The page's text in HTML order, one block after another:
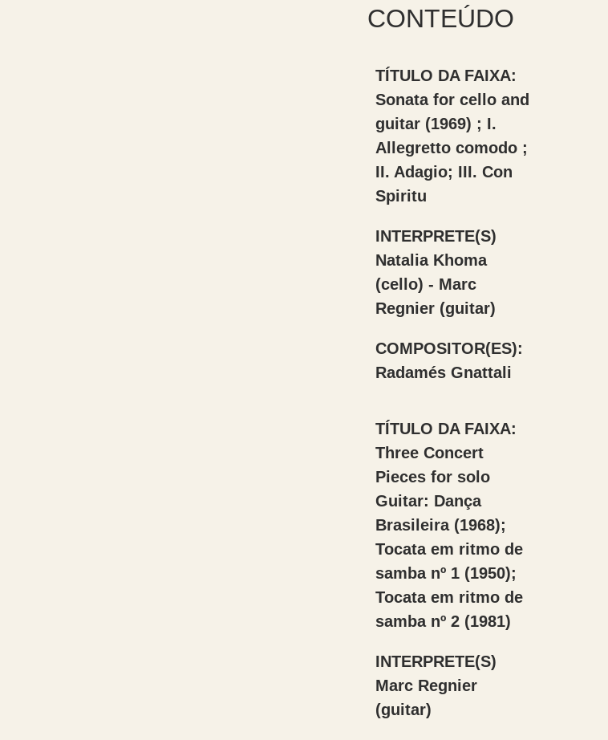
CONTEÚDO
TÍTULO DA FAIXA:
Sonata for cello and
guitar (1969) ; I.
Allegretto comodo ;
II. Adagio; III. Con
Spiritu
INTERPRETE(S)
Natalia Khoma
(cello) - Marc
Regnier (guitar)
COMPOSITOR(ES):
Radamés Gnattali
TÍTULO DA FAIXA:
Three Concert
Pieces for solo
Guitar: Dança
Brasileira (1968);
Tocata em ritmo de
samba nº 1 (1950);
Tocata em ritmo de
samba nº 2 (1981)
INTERPRETE(S)
Marc Regnier
(guitar)